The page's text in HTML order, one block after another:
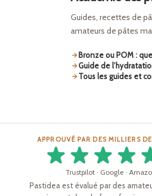
Guides, recettes de
amateurs de pâtes
Bronze ou POM :
Guide de
Tous les guides et
APPROUVÉ PAR DES MILLIERS
Trustpilot · Google ·
Pastidea est évalué par des